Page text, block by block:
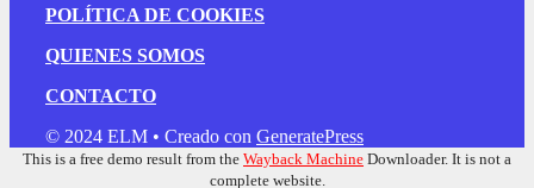
POLÍTICA DE COOKIES
QUIENES SOMOS
CONTACTO
© 2024 ELM • Creado con GeneratePress
This is a free demo result from the Wayback Machine Downloader. It is not a
complete website.